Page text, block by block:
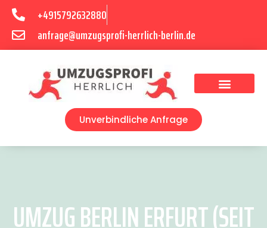
+4915792632880
anfrage@umzugsprofi-herrlich-berlin.de
Unverbindliche Anfrage
UMZUG BERLIN ERFURT (SEIT